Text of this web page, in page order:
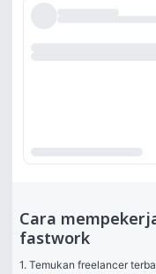
Cara
fastwork
1. Temukan freelancer